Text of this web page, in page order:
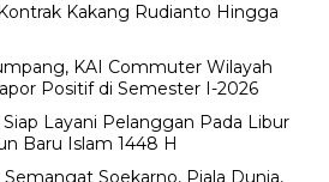
Kakang Rudianto Hingga
KAI Commuter Wilayah
Positif di Semester I-2026
Layani Pelanggan Pada Libur
Baru Islam 1448 H
Soekarno, Piala Dunia,